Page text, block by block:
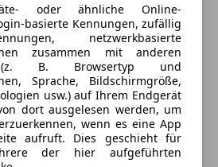
oder ähnliche Online-
basierte Kennungen, zufällig
netzwerkbasierte
zusammen mit anderen
(z. B. Browsertyp und
Sprache, Bildschirmgröße,
usw.) auf Ihrem Endgerät
dort ausgelesen werden, um
wenn es eine App
aufruft. Dies geschieht für
der hier aufgeführten